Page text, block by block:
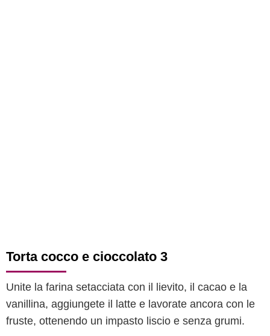
Torta cocco e cioccolato 3
Unite la farina setacciata con il lievito, il cacao e la
vanillina, aggiungete il latte e lavorate ancora con le
fruste, ottenendo un impasto liscio e senza grumi.